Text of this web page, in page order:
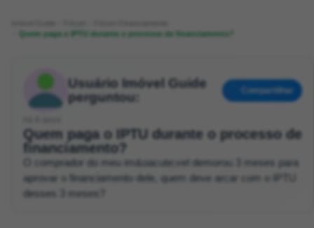
Quem paga o IPTU durante o processo de financiamento?
Usuário Imóvel Guide
perguntou:
Compartilhar
Quem paga o IPTU durante o processo de
financiamento?
O comprador do meu im&oacute;vel demorou 3 meses para
aprovar o financiamento dele, quem deve arcar com o IPTU
desses 3 meses?